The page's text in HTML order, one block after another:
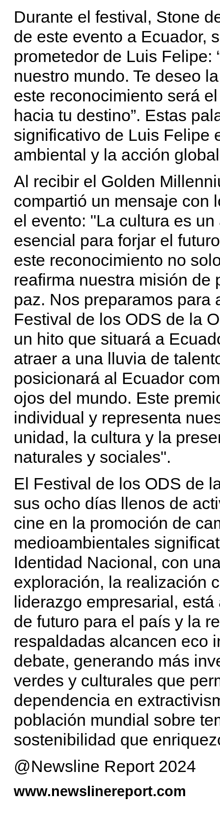
Durante el festival, Stone
de este evento a Ecuador,
prometedor de Luis Felipe:
nuestro mundo. Te deseo
este reconocimiento será
hacia tu destino”. Estas
significativo de Luis Felipe
ambiental y la acción
Al recibir el Golden
compartió un mensaje con
el evento: "La cultura es
esencial para forjar el
este reconocimiento no
reafirma nuestra misión de
paz. Nos preparamos para
Festival de los ODS de la
un hito que situará a
atraer a una lluvia de
posicionará al Ecuador
ojos del mundo. Este
individual y representa
unidad, la cultura y la
naturales y sociales".
El Festival de los ODS de
sus ocho días llenos de
cine en la promoción de
medioambientales
Identidad Nacional, con
exploración, la realización
liderazgo empresarial,
de futuro para el país y la
respaldadas alcancen eco
debate, generando más
verdes y culturales que
dependencia en
población mundial sobre
sostenibilidad que
@Newsline Report 2024
www.newslinereport.com